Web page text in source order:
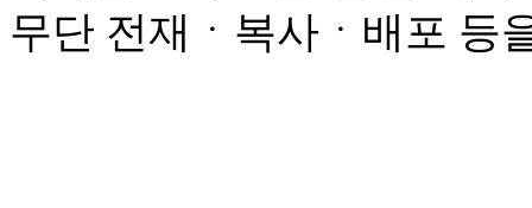
무단 전재ㆍ복사ㆍ배포 등